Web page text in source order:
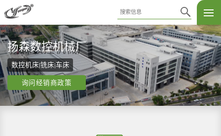
扬森：您的智能数控机床合作伙伴
数控机床 |铣床 |车床
询问经销商政策
立即联系CNC杨森！
数控机床
询问经销商政策
扬森数控机械厂
数控机床|铣床|车床
询问经销商政策